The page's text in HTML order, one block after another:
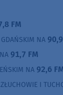
FM
GDAŃSKIM NA
91,7 FM
NA 92,6
I